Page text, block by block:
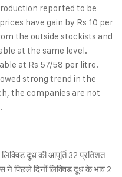
reported to be
have gain by Rs 10 per
the outside stockists and
at the same level.
at Rs 57/58 per litre.
strong trend in the
the companies are not
दूध की आपूर्ति 32 प्रतिशत
पिछले दिनों लिक्विड दूध के भाव 2